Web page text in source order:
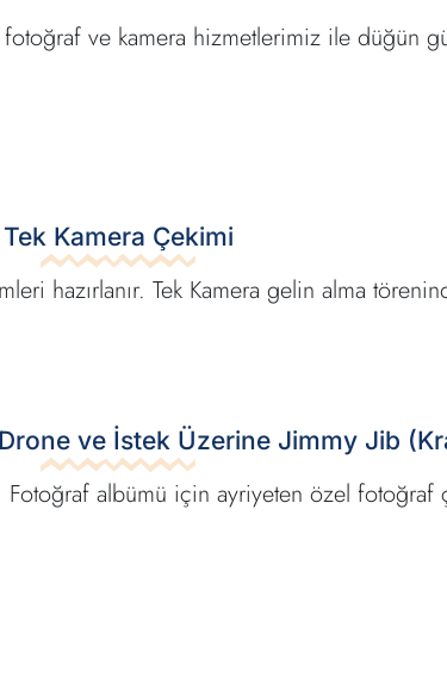
ve kamera hizmetlerimiz ile düğün
Tek Kamera Çekimi
hazırlanır. Tek Kamera gelin alma
ve İstek Üzerine Jimmy Jib
albümü için ayriyeten özel